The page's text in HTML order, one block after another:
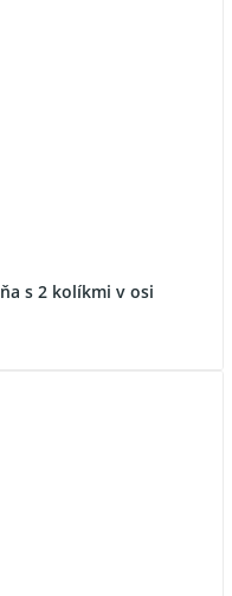
s 2 kolíkmi v osi